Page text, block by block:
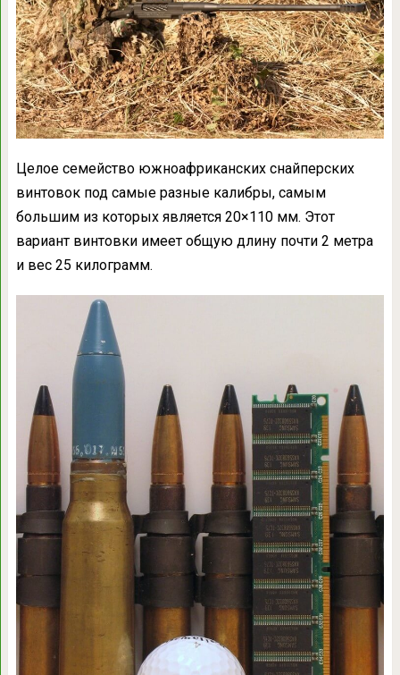
Целое семейство южноафриканских снайперских
винтовок под самые разные калибры, самым
большим из которых является 20×110 мм. Этот
вариант винтовки имеет общую длину почти 2 метра
и вес 25 килограмм.